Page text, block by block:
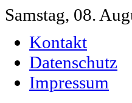
Samstag, 08.
Kontakt
Datenschutz
Impressum